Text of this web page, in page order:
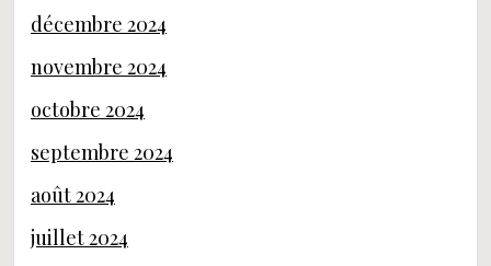
décembre 2024
novembre 2024
octobre 2024
septembre 2024
août 2024
juillet 2024